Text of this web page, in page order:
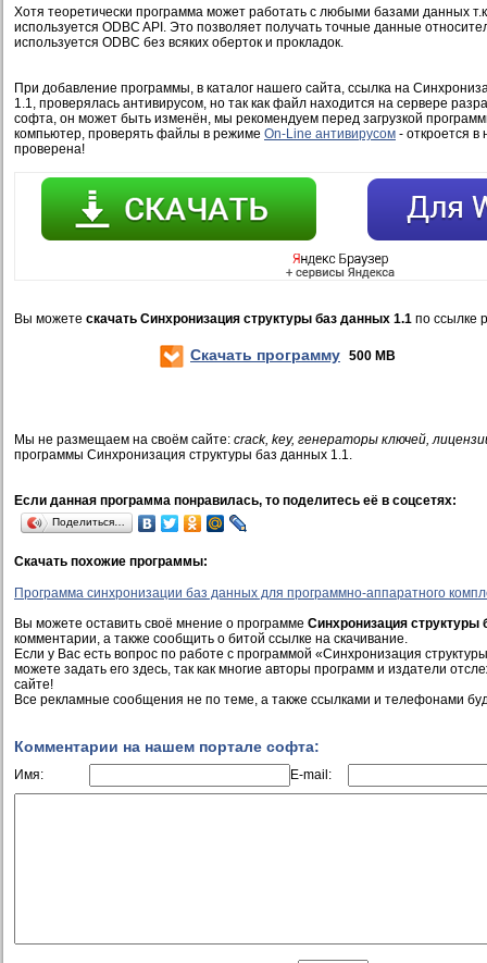
Хотя теоретически программа может работать с любыми базами данных
используется ODBC API. Это позволяет получать точные данные
используется ODBC без всяких оберток и прокладок.
При добавление программы, в каталог нашего сайта, ссылка на
1.1, проверялась антивирусом, но так как файл находится на сервере
софта, он может быть изменён, мы рекомендуем перед загрузкой
компьютер, проверять файлы в режиме On-Line антивирусом - откроется в
проверена!
Вы можете скачать Синхронизация структуры баз данных 1.1 по ссылке
Скачать программу 500 MB
Мы не размещаем на своём сайте: crack, key, генераторы ключей,
программы Синхронизация структуры баз данных 1.1.
Если данная программа понравилась, то поделитесь её в соцсетях:
Поделиться…
Скачать похожие программы:
Программа синхронизации баз данных для программно-аппаратного
Вы можете оставить своё мнение о программе Синхронизация структуры
комментарии, а также сообщить о битой ссылке на скачивание.
Если у Вас есть вопрос по работе с программой «Синхронизация
можете задать его здесь, так как многие авторы программ и издатели
сайте!
Все рекламные сообщения не по теме, а также ссылками и телефонами
Комментарии на нашем портале софта:
Имя: E-mail: